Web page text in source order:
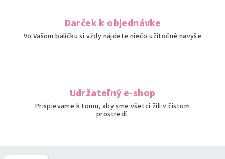
Darček k objednávke
Vo Vašom balíčku si vždy nájdete niečo užitočné navyše
Udržateľný e-shop
Prispievame k tomu, aby sme všetci žili v čistom
prostredí.